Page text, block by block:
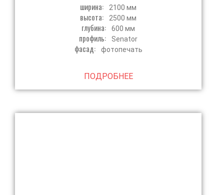
ширина: 2100 мм
высота: 2500 мм
глубина: 600 мм
профиль: Senator
фасад: фотопечать
ПОДРОБНЕЕ